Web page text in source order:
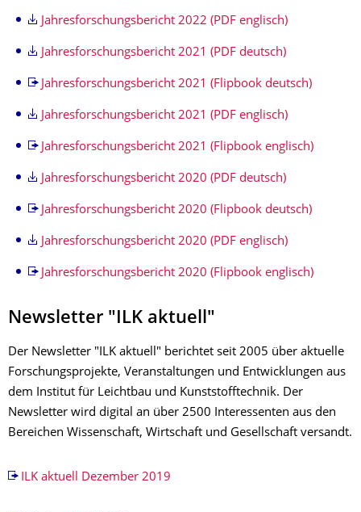
Jahresforschungsbericht 2022 (PDF englisch)
Jahresforschungsbericht 2021 (PDF deutsch)
Jahresforschungsbericht 2021 (Flipbook deutsch)
Jahresforschungsbericht 2021 (PDF englisch)
Jahresforschungsbericht 2021 (Flipbook englisch)
Jahresforschungsbericht 2020 (PDF deutsch)
Jahresforschungsbericht 2020 (Flipbook deutsch)
Jahresforschungsbericht 2020 (PDF englisch)
Jahresforschungsbericht 2020 (Flipbook englisch)
Newsletter "ILK aktuell"
Der Newsletter "ILK aktuell" berichtet seit 2005 über aktuelle
Forschungsprojekte, Veranstaltungen und Entwicklungen aus
dem Institut für Leichtbau und Kunststofftechnik. Der
Newsletter wird digital an über 2500 Interessenten aus den
Bereichen Wissenschaft, Wirtschaft und Gesellschaft versandt.
ILK aktuell Dezember 2019